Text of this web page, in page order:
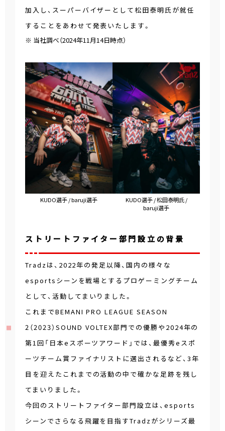
加入し、スーパーバイザーとして松田泰明氏が就任
することをあわせて発表いたします。
※ 当社調べ（2024年11月14日時点）
KUDO選手 / baruji選手
KUDO選手 / 松田泰明氏 /
baruji選手
ストリートファイター部門設立の背景
Tradzは、2022年の発足以降、国内の様々な
esportsシーンを戦場とするプロゲーミングチーム
として、活動してまいりました。
これまでBEMANI PRO LEAGUE SEASON
2（2023）SOUND VOLTEX部門での優勝や2024年の
第1回「日本eスポーツアワード」では、最優秀eスポ
ーツチーム賞ファイナリストに選出されるなど、3年
目を迎えたこれまでの活動の中で確かな足跡を残し
てまいりました。
今回のストリートファイター部門設立は、esports
シーンでさらなる飛躍を目指すTradzがシリーズ最